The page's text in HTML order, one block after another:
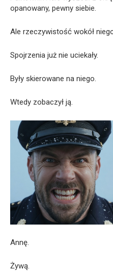
opanowany, pewny siebie.
Ale rzeczywistość wokół
Spojrzenia już nie uciekały.
Były skierowane na niego.
Wtedy zobaczył ją.
Annę.
Żywą.